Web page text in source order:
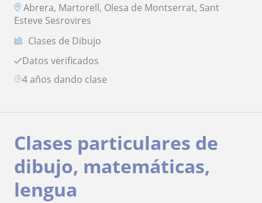
Abrera, Martorell, Olesa de Montserrat, Sant
Esteve Sesrovires
Clases de Dibujo
Datos verificados
4 años dando clase
Clases particulares de
dibujo, matemáticas,
lengua